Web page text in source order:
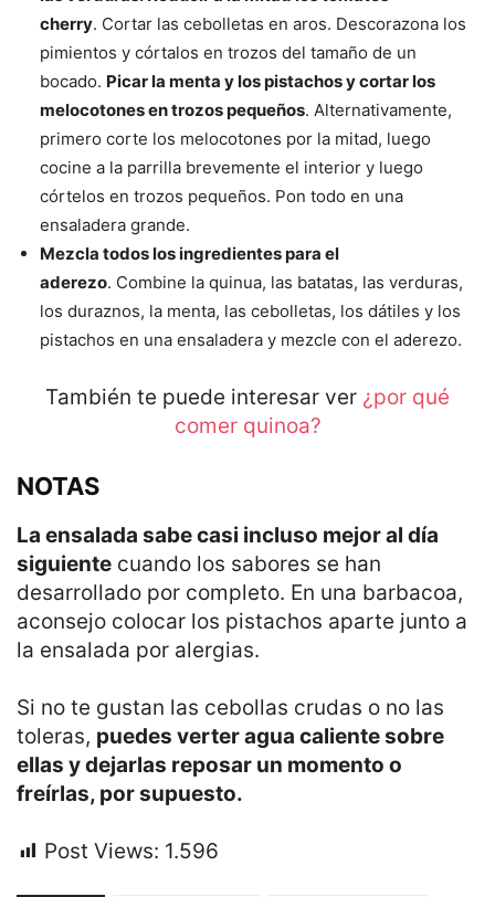
cherry. Cortar las cebolletas en aros. Descorazona los
pimientos y córtalos en trozos del tamaño de un
bocado. Picar la menta y los pistachos y cortar los
melocotones en trozos pequeños. Alternativamente,
primero corte los melocotones por la mitad, luego
cocine a la parrilla brevemente el interior y luego
córtelos en trozos pequeños. Pon todo en una
ensaladera grande.
Mezcla todos los ingredientes para el
aderezo. Combine la quinua, las batatas, las verduras,
los duraznos, la menta, las cebolletas, los dátiles y los
pistachos en una ensaladera y mezcle con el aderezo.
También te puede interesar ver ¿por qué
comer quinoa?
NOTAS
La ensalada sabe casi incluso mejor al día
siguiente cuando los sabores se han
desarrollado por completo. En una barbacoa,
aconsejo colocar los pistachos aparte junto a
la ensalada por alergias.
Si no te gustan las cebollas crudas o no las
toleras, puedes verter agua caliente sobre
ellas y dejarlas reposar un momento o
freírlas, por supuesto.
Post Views: 1.596